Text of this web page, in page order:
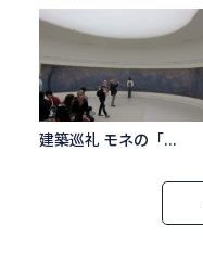
建築巡礼 モネの「...